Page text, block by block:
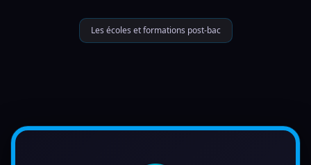
Les écoles et formations post-bac